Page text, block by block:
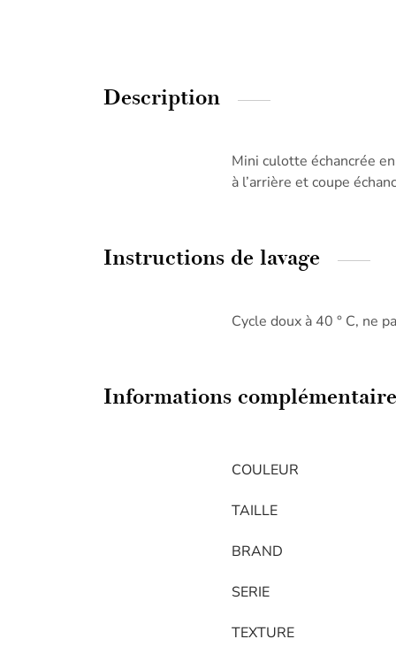
Description
Mini culotte échancrée
à l’arrière et coupe
Instructions de lavage
Cycle doux à 40 ° C, ne
Informations
COULEUR
TAILLE
BRAND
SERIE
TEXTURE